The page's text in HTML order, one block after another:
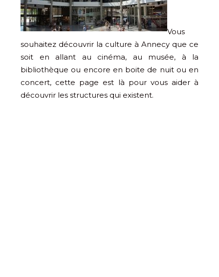
Vous
souhaitez découvrir la culture à Annecy que ce
soit en allant au cinéma, au musée, à la
bibliothèque ou encore en boite de nuit ou en
concert, cette page est là pour vous aider à
découvrir les structures qui existent.